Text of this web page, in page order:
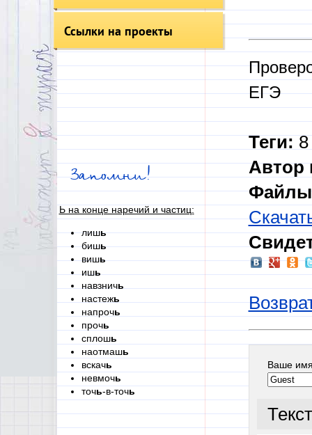
Ссылки на проекты
Запомни!
Ь на конце наречий и частиц:
лишь
бишь
вишь
ишь
навзничь
настежь
напрочь
прочь
сплошь
наотмашь
вскачь
невмочь
точь-в-точь
ЕГЭ
Теги:8
Автор
Файлы
Ваше